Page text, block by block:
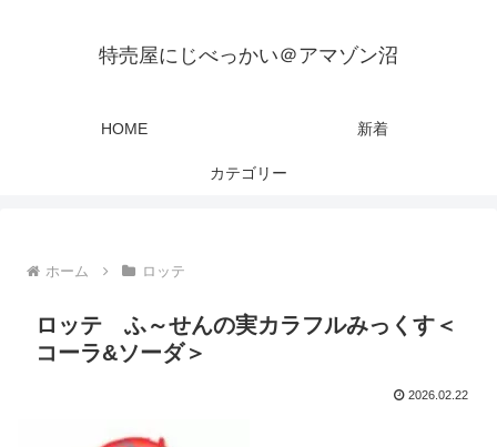
特売屋にじべっかい＠アマゾン沼
HOME 新着
カテゴリー
ホーム ロッテ
ロッテ ふ～せんの実カラフルみっくす＜
コーラ&ソーダ＞
2026.02.22